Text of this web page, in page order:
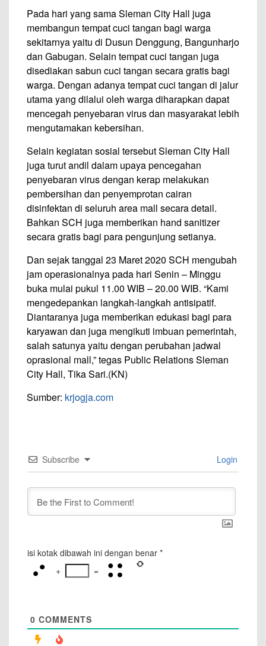
Pada hari yang sama Sleman City Hall juga
membangun tempat cuci tangan bagi warga
sekitarnya yaitu di Dusun Denggung, Bangunharjo
dan Gabugan. Selain tempat cuci tangan juga
disediakan sabun cuci tangan secara gratis bagi
warga. Dengan adanya tempat cuci tangan di jalur
utama yang dilalui oleh warga diharapkan dapat
mencegah penyebaran virus dan masyarakat lebih
mengutamakan kebersihan.
Selain kegiatan sosial tersebut Sleman City Hall
juga turut andil dalam upaya pencegahan
penyebaran virus dengan kerap melakukan
pembersihan dan penyemprotan cairan
disinfektan di seluruh area mall secara detail.
Bahkan SCH juga memberikan hand sanitizer
secara gratis bagi para pengunjung setianya.
Dan sejak tanggal 23 Maret 2020 SCH mengubah
jam operasionalnya pada hari Senin – Minggu
buka mulai pukul 11.00 WIB – 20.00 WIB. “Kami
mengedepankan langkah-langkah antisipatif.
Diantaranya juga memberikan edukasi bagi para
karyawan dan juga mengikuti imbuan pemerintah,
salah satunya yaitu dengan perubahan jadwal
oprasional mall,” tegas Public Relations Sleman
City Hall, Tika Sari.(KN)
Sumber: krjogja.com
Subscribe Login
isi kotak dibawah ini dengan benar *
+
=
0 COMMENTS